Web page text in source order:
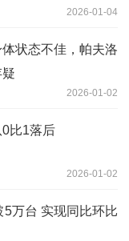
2026-01-04
状态不佳，帕夫洛
2026-01-02
比1落后
2026-01-02
万台 实现同比环比